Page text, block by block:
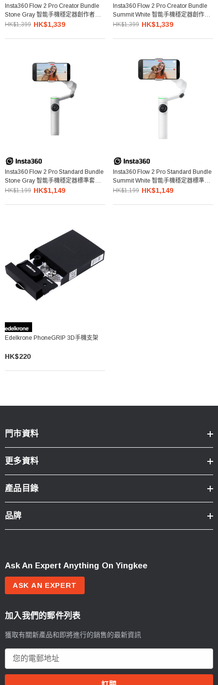
Insta360 Flow 2 Pro Creator Bundle
Stone Gray 智能手機穩定器創作者套
裝 (淺灰色)
HK$1,399 HK$1,339
Insta360 Flow 2 Pro Creator Bundle
Summit White 智能手機穩定器創作者
套裝 (白色)
HK$1,399 HK$1,339
Insta360 Flow 2 Pro Standard Bundle
Stone Gray 智能手機穩定器標準套裝
(淺灰色)
HK$1,199 HK$1,149
Insta360 Flow 2 Pro Standard Bundle
Summit White 智能手機穩定器標準套
裝 (白色)
HK$1,199 HK$1,149
Edelkrone PhoneGRIP 3D手機支架
HK$220
門市資料
更多資料
產品目錄
品牌
Ask An Expert Anything On Yingkee
ASK AN EXPERT
加入我們的郵件列表
獲取有關新產品和即將進行的銷售的最新資訊
郵